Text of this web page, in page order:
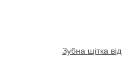
Зубна щітка